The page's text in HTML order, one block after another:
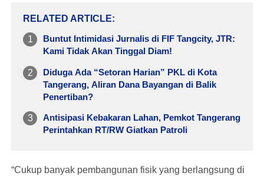
RELATED ARTICLE
Buntut Intimidasi Jurnalis di FIF Tangcity, JTR:
Kami Tidak Akan Tinggal Diam!
Diduga Ada “Setoran Harian” PKL di Kota
Tangerang, Aliran Dana Bayangan di Balik
Penertiban?
Antisipasi Kebakaran Lahan, Pemkot Tangerang
Perintahkan RT/RW Giatkan Patroli
“Cukup banyak pembangunan fisik yang berlangsung di